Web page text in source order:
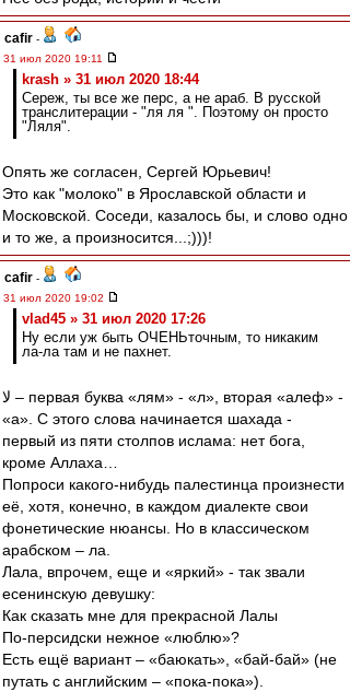
cafir -
31 июл 2020 19:11
krash » 31 июл 2020 18:44
Сереж, ты все же перс, а не араб. В русской
транслитерации - "ля ля ". Поэтому он просто
"Ляля".
Опять же согласен, Сергей Юрьевич!
Это как "молоко" в Ярославской области и
Московской. Соседи, казалось бы, и слово одно
и то же, а произносится...;)))!
cafir -
31 июл 2020 19:02
vlad45 » 31 июл 2020 17:26
Ну если уж быть ОЧЕНЬточным, то никаким
ла-ла там и не пахнет.
لا – первая буква «лям» - «л», вторая «алеф» -
«а». С этого слова начинается шахада -
первый из пяти столпов ислама: нет бога,
кроме Аллаха…
Попроси какого-нибудь палестинца произнести
её, хотя, конечно, в каждом диалекте свои
фонетические нюансы. Но в классическом
арабском – ла.
Лала, впрочем, еще и «яркий» - так звали
есенинскую девушку:
Как сказать мне для прекрасной Лалы
По-персидски нежное «люблю»?
Есть ещё вариант – «баюкать», «бай-бай» (не
путать с английским – «пока-пока»).